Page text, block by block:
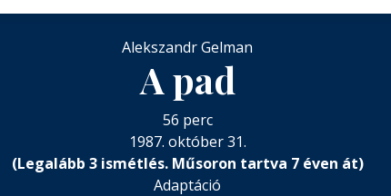
Alekszandr Gelman
A pad
56 perc
1987. október 31.
(Legalább 3 ismétlés. Műsoron tartva 7 éven át)
Adaptáció